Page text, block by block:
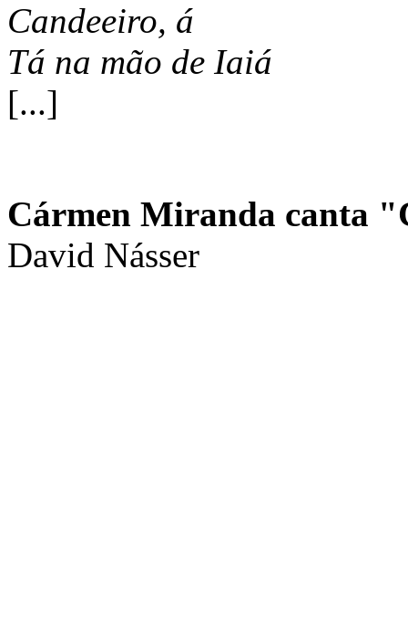
Candeeiro, á
Tá na mão de Iaiá
[...]
Cármen Miranda canta
David Násser